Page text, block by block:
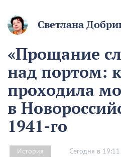
Светлана
«Прощание
над портом:
проходила
в
1941-го
История Сегодня в 19:11